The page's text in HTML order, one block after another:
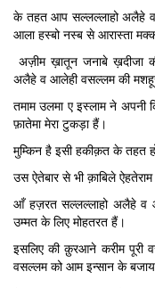
के तहत आप सल्लल्लाहो अलैहे
आला हस्बो नस्ब से आरास्ता
अज़ीम ख़ातून जनाबे ख़दीजा
अलैहे व आलेही वसल्लम की
तमाम उलमा ए इस्लाम ने अपनी
फ़ातेमा मेरा टुकड़ा हैं।
मुम्किन है इसी हकीक़त के तहत
उस ऐतेबार से भी क़ाबिले
आँ हज़रत सल्लल्लाहो अलैहे व
उम्मत के लिए मोहतरत हैं।
इसलिए की क़ुरआने करीम
वसल्लम को आम इन्सान के बजाय